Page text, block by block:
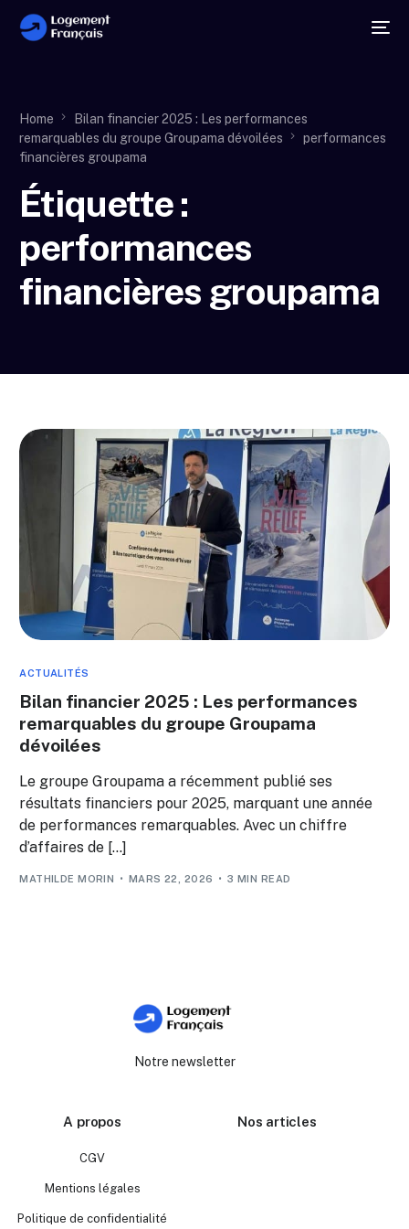
Home
Bilan financier 2025 : Les performances
remarquables du groupe Groupama dévoilées
performances
financières groupama
Étiquette :
performances
financières groupama
ACTUALITÉS
Bilan financier 2025 : Les performances
remarquables du groupe Groupama
dévoilées
Le groupe Groupama a récemment publié ses
résultats financiers pour 2025, marquant une année
de performances remarquables. Avec un chiffre
d’affaires de […]
MATHILDE MORIN MARS 22, 2026 3 MIN READ
Notre newsletter
A propos
CGV
Mentions légales
Politique de confidentialité
Nos articles